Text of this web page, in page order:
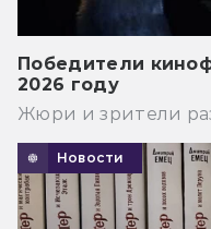
Победители
2026 году
Жюри и зрители
Новости